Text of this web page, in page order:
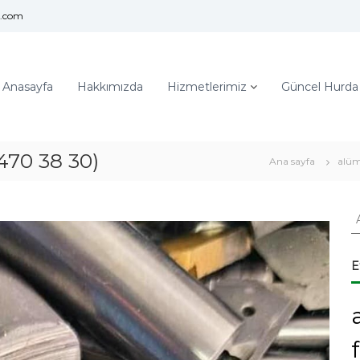
Anasayfa Hakkımızda Hizmetlerimiz Güncel
38 30) Ana sayfa
: